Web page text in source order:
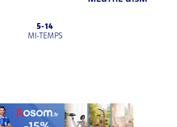
5-14
MI-TEMPS